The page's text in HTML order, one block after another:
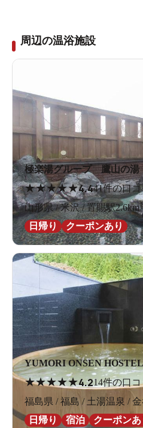
周辺の温浴施設
極楽湯グループ 鷹山の湯
★★★★★4.441件の口
山形県 / 米沢 / 置賜駅2.6km
日帰り
クーポンあり
YUMORI ONSEN HOSTEL
★★★★★4.214件の口
福島県 / 福島 / 土湯温泉 /
日帰り
宿泊 クーポンあ